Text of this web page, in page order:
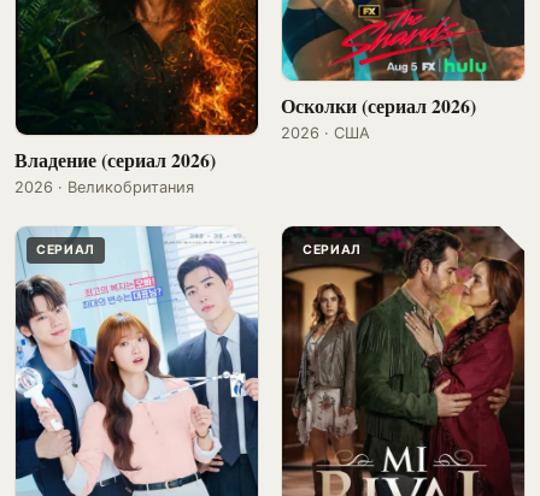
Владение (сериал 2026)
2026 · Великобритания
Осколки (сериал 2026)
2026 · США
СЕРИАЛ СЕРИАЛ